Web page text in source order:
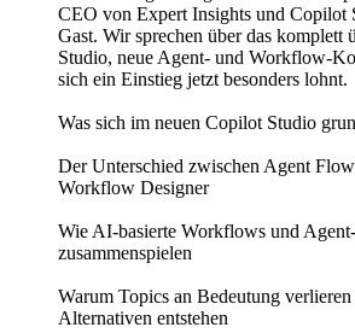
CEO von Expert Insights und Copilot
Gast. Wir sprechen über das komplett
Studio, neue Agent- und Workflow-
sich ein Einstieg jetzt besonders lohnt.
Was sich im neuen Copilot Studio
Der Unterschied zwischen Agent
Workflow Designer
Wie AI‑basierte Workflows und
zusammenspielen
Warum Topics an Bedeutung
Alternativen entstehen